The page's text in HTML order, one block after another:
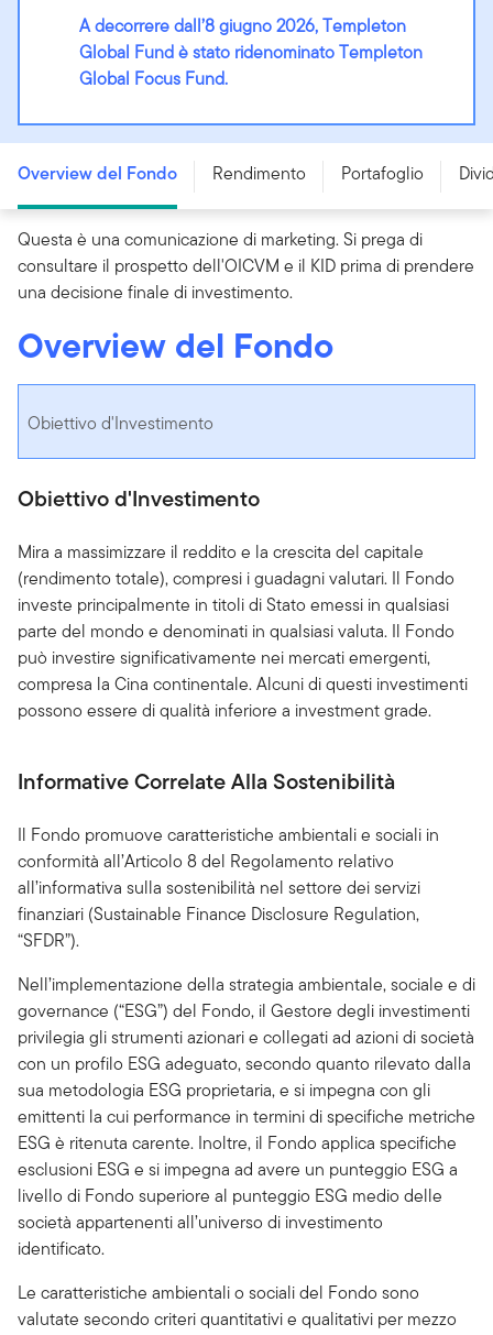
A decorrere dall’8 giugno 2026, Templeton
Global Fund è stato ridenominato Templeton
Global Focus Fund.
LU0029864427
Overview del Fondo Rendimento Portafoglio
Questa è una comunicazione di marketing. Si prega di
consultare il prospetto dell'OICVM e il KID prima di prendere
una decisione finale di investimento.
Overview del Fondo
Obiettivo d'Investimento
Obiettivo d'Investimento
Mira a massimizzare il reddito e la crescita del capitale
(rendimento totale), compresi i guadagni valutari. Il Fondo
investe principalmente in titoli di Stato emessi in qualsiasi
parte del mondo e denominati in qualsiasi valuta. Il Fondo
può investire significativamente nei mercati emergenti,
compresa la Cina continentale. Alcuni di questi investimenti
possono essere di qualità inferiore a investment grade.
Informative Correlate Alla Sostenibilità
Il Fondo promuove caratteristiche ambientali e sociali in
conformità all’Articolo 8 del Regolamento relativo
all’informativa sulla sostenibilità nel settore dei servizi
finanziari (Sustainable Finance Disclosure Regulation,
“SFDR”).
Nell’implementazione della strategia ambientale, sociale e di
governance (“ESG”) del Fondo, il Gestore degli investimenti
privilegia gli strumenti azionari e collegati ad azioni di società
con un profilo ESG adeguato, secondo quanto rilevato dalla
sua metodologia ESG proprietaria, e si impegna con gli
emittenti la cui performance in termini di specifiche metriche
ESG è ritenuta carente. Inoltre, il Fondo applica specifiche
esclusioni ESG e si impegna ad avere un punteggio ESG a
livello di Fondo superiore al punteggio ESG medio delle
società appartenenti all’universo di investimento
identificato.
Le caratteristiche ambientali o sociali del Fondo sono
valutate secondo criteri quantitativi e qualitativi per mezzo